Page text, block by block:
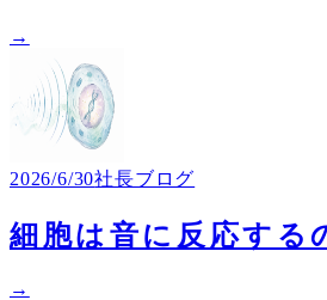
→
2026/6/30社長ブログ
細胞は音に反応する
→